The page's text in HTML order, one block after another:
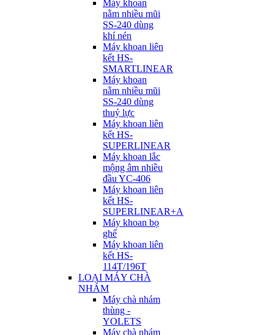
Máy khoan
nằm nhiều mũi
SS-240 dùng
khí nén
Máy khoan liên
kết HS-
SMARTLINEAR
Máy khoan
nằm nhiều mũi
SS-240 dùng
thuỷ lực
Máy khoan liên
kết HS-
SUPERLINEAR
Máy khoan lắc
mộng âm nhiều
đầu YC-406
Máy khoan liên
kết HS-
SUPERLINEAR+A
Máy khoan bọ
ghế
Máy khoan liên
kết HS-
114T/196T
LOẠI MÁY CHÀ
NHÁM
Máy chà nhám
thùng -
YOLETS
Máy chà nhám